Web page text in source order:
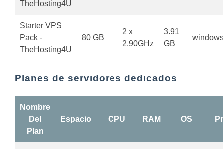
TheHosting4U
Starter VPS
Pack -
TheHosting4U
80 GB
2 x
2.90GHz
3.91
GB
windows
Planes de servidores dedicados
Nombre
Del
Plan
Espacio CPU RAM OS